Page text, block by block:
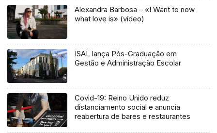
Alexandra Barbosa – «I Want to now
what love is» (vídeo)
ISAL lança Pós-Graduação em
Gestão e Administração Escolar
Covid-19: Reino Unido reduz
distanciamento social e anuncia
reabertura de bares e restaurantes